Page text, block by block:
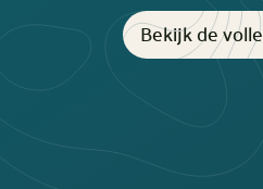
Bekijk de